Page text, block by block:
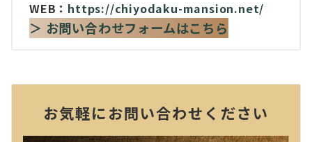
WEB： https://chiyodaku-mansion.net/
＞ お問い合わせフォームはこちら
お気軽にお問い合わせください